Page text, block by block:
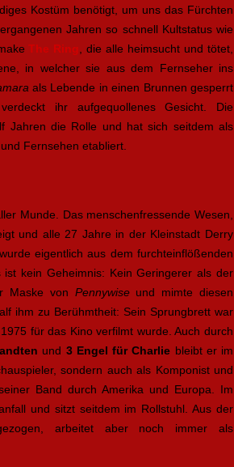
Kostüm benötigt, um uns das Fürchten
Jahren so schnell Kultstatus wie
The Ring , die alle heimsucht und tötet,
in welcher sie aus dem Fernseher ins
als Lebende in einen Brunnen gesperrt
ihr aufgequollenes Gesicht. Die
Jahren die Rolle und hat sich seitdem als
Fernsehen etabliert.
Munde. Das menschenfressende Wesen,
und alle 27 Jahre in der Kleinstadt Derry
eigentlich aus dem furchteinflößenden
kein Geheimnis: Kein Geringerer als der
Maske von Pennywiseund mimte diesen
ihm zu Berühmtheit: Sein Sprungbrett war
1975 für das Kino verfilmt wurde. Auch durch
und 3 Engel für Charlie bleibt er im
sondern auch als Komponist und
Band durch Amerika und Europa. Im
und sitzt seitdem im Rollstuhl. Aus der
arbeitet aber noch immer als